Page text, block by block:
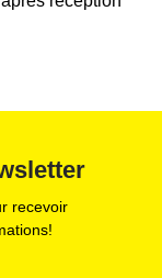
recevoir